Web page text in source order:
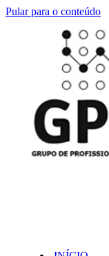
Pular para o conteúdo